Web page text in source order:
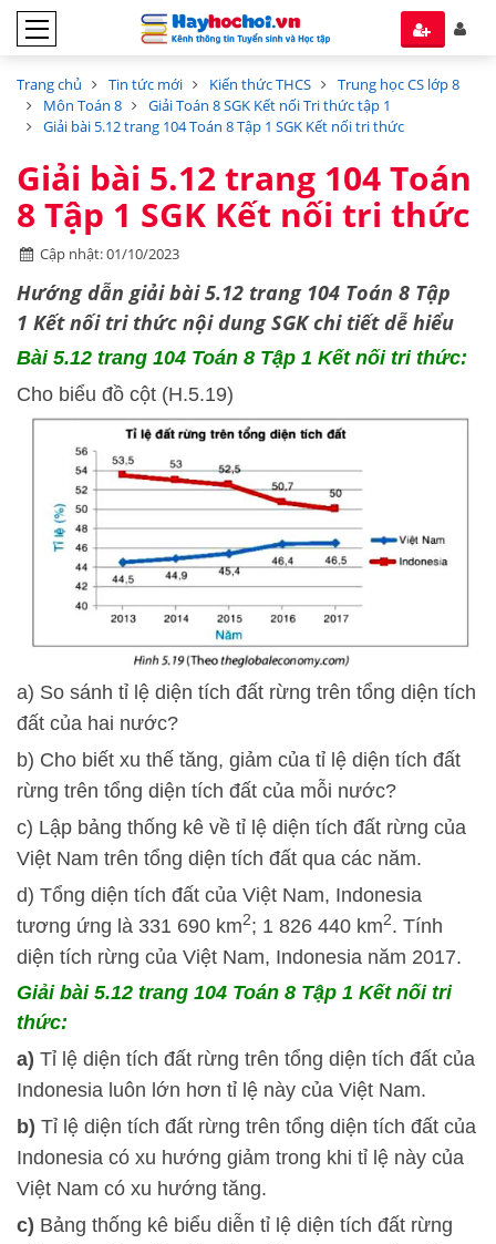
Trang chủ Tin tức mới Kiến thức THCS
Trung học CS lớp 8
Môn Toán 8
Giải Toán 8 SGK Kết nối Tri thức tập 1
Giải bài 5.12 trang 104 Toán 8 Tập 1 SGK Kết nối tri thức
Giải bài 5.12 trang 104 Toán
8 Tập 1 SGK Kết nối tri thức
Cập nhật: 01/10/2023
Hướng dẫn giải bài 5.12 trang 104 Toán 8 Tập
1 Kết nối tri thức nội dung SGK chi tiết dễ hiểu
Bài 5.12 trang 104 Toán 8 Tập 1 Kết nối tri thức:
Cho biểu đồ cột (H.5.19)
a) So sánh tỉ lệ diện tích đất rừng trên tổng diện tích
đất của hai nước?
b) Cho biết xu thế tăng, giảm của tỉ lệ diện tích đất
rừng trên tổng diện tích đất của mỗi nước?
c) Lập bảng thống kê về tỉ lệ diện tích đất rừng của
Việt Nam trên tổng diện tích đất qua các năm.
d) Tổng diện tích đất của Việt Nam, Indonesia
tương ứng là 331 690 km2; 1 826 440 km2. Tính
diện tích rừng của Việt Nam, Indonesia năm 2017.
Giải bài 5.12 trang 104 Toán 8 Tập 1 Kết nối tri
thức:
a) Tỉ lệ diện tích đất rừng trên tổng diện tích đất của
Indonesia luôn lớn hơn tỉ lệ này của Việt Nam.
b) Tỉ lệ diện tích đất rừng trên tổng diện tích đất của
Indonesia có xu hướng giảm trong khi tỉ lệ này của
Việt Nam có xu hướng tăng.
c) Bảng thống kê biểu diễn tỉ lệ diện tích đất rừng